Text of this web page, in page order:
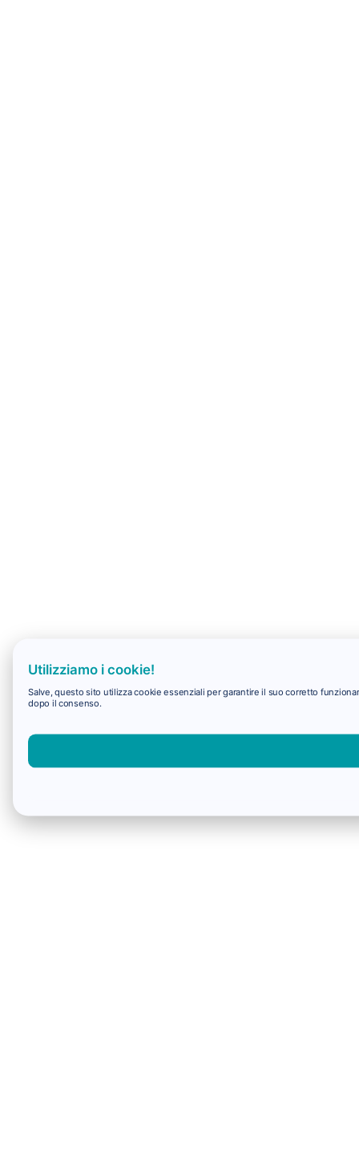
Utilizziamo i cookie!
Salve, questo sito utilizza cookie essenziali per garantire il suo corretto
dopo il consenso.